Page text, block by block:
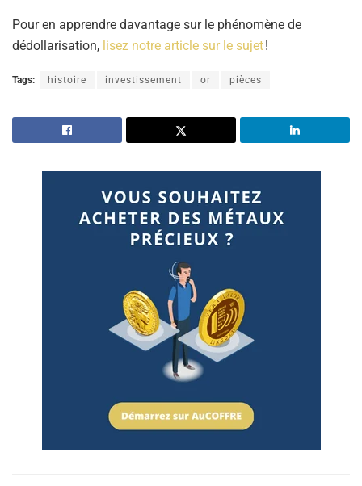
Pour en apprendre davantage sur le phénomène de
dédollarisation, lisez notre article sur le sujet!
Tags: histoire investissement or pièces